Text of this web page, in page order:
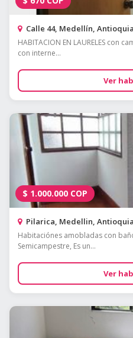
Calle 44, Medellín,
HABITACION EN LAURELES con
con interne...
Ver
$ 1.000.000 COP
Pilarica, Medellin,
Habitaciónes amobladas con
Semicampestre, Es un...
Ver